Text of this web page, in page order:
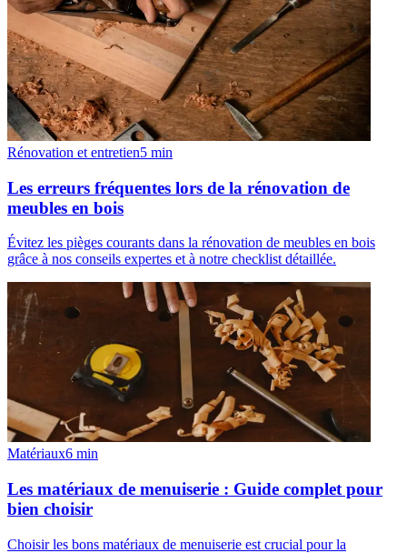
Rénovation et entretien5 min
Les erreurs fréquentes lors de la rénovation de
meubles en bois
Évitez les pièges courants dans la rénovation de meubles en bois
grâce à nos conseils expertes et à notre checklist détaillée.
Matériaux6 min
Les matériaux de menuiserie : Guide complet pour
bien choisir
Choisir les bons matériaux de menuiserie est crucial pour la